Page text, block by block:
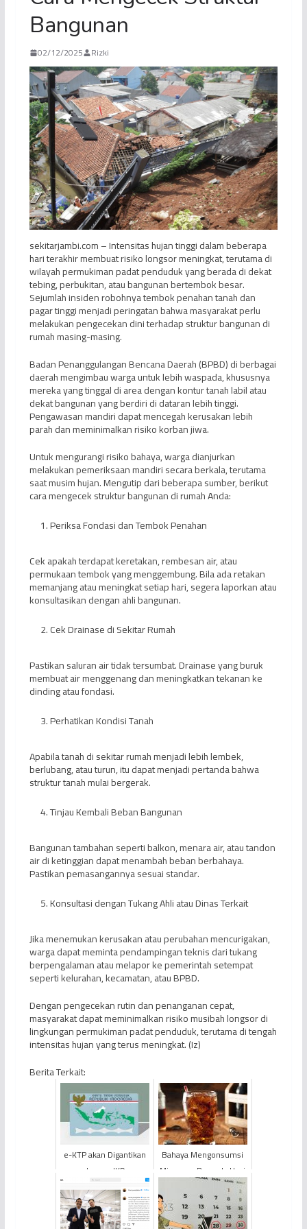
Bangunan
02/12/2025 Rizki
sekitarjambi.com – Intensitas hujan tinggi dalam beberapa
hari terakhir membuat risiko longsor meningkat, terutama di
wilayah permukiman padat penduduk yang berada di dekat
tebing, perbukitan, atau bangunan bertembok besar.
Sejumlah insiden robohnya tembok penahan tanah dan
pagar tinggi menjadi peringatan bahwa masyarakat perlu
melakukan pengecekan dini terhadap struktur bangunan di
rumah masing-masing.
Badan Penanggulangan Bencana Daerah (BPBD) di berbagai
daerah mengimbau warga untuk lebih waspada, khususnya
mereka yang tinggal di area dengan kontur tanah labil atau
dekat bangunan yang berdiri di dataran lebih tinggi.
Pengawasan mandiri dapat mencegah kerusakan lebih
parah dan meminimalkan risiko korban jiwa.
Untuk mengurangi risiko bahaya, warga dianjurkan
melakukan pemeriksaan mandiri secara berkala, terutama
saat musim hujan. Mengutip dari beberapa sumber, berikut
cara mengecek struktur bangunan di rumah Anda:
Periksa Fondasi dan Tembok Penahan
Cek apakah terdapat keretakan, rembesan air, atau
permukaan tembok yang menggembung. Bila ada retakan
memanjang atau meningkat setiap hari, segera laporkan atau
konsultasikan dengan ahli bangunan.
Cek Drainase di Sekitar Rumah
Pastikan saluran air tidak tersumbat. Drainase yang buruk
membuat air menggenang dan meningkatkan tekanan ke
dinding atau fondasi.
Perhatikan Kondisi Tanah
Apabila tanah di sekitar rumah menjadi lebih lembek,
berlubang, atau turun, itu dapat menjadi pertanda bahwa
struktur tanah mulai bergerak.
Tinjau Kembali Beban Bangunan
Bangunan tambahan seperti balkon, menara air, atau tandon
air di ketinggian dapat menambah beban berbahaya.
Pastikan pemasangannya sesuai standar.
Konsultasi dengan Tukang Ahli atau Dinas Terkait
Jika menemukan kerusakan atau perubahan mencurigakan,
warga dapat meminta pendampingan teknis dari tukang
berpengalaman atau melapor ke pemerintah setempat
seperti kelurahan, kecamatan, atau BPBD.
Dengan pengecekan rutin dan penanganan cepat,
masyarakat dapat meminimalkan risiko musibah longsor di
lingkungan permukiman padat penduduk, terutama di tengah
intensitas hujan yang terus meningkat. (Iz)
Berita Terkait:
e-KTP akan Digantikan
dengan IKD
Bahaya Mengonsumsi
Minuman Bersoda Usai
Seharian Berpuasa